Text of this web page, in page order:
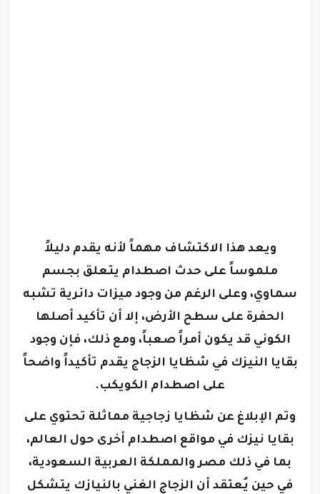
ملموساً على حدث اصطدام يتعلق بجسم
سماوي، وعلى الرغم من وجود ميزات دائرية تشبه
الحفرة على سطح الأرض، إلا أن تأكيد أصلها
الكوني قد يكون أمراً صعباً، ومع ذلك، فإن وجود
بقايا النيزك في شظايا الزجاج يقدم تأكيداً واضحاً
على اصطدام الكويكب.
وتم الإبلاغ عن شظايا زجاجية مماثلة تحتوي على
بقايا نيزك في مواقع اصطدام أخرى حول العالم،
بما في ذلك مصر والمملكة العربية السعودية،
في حين يُعتقد أن الزجاج الغني بالنيازك يتشكل
في جميع الحفر، فإنه يتم الحفاظ عليه بسهولة